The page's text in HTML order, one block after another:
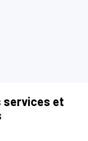
services et